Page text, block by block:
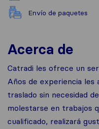
Envío de paquetes
Acerca de
Catradi les ofrece un
Años de experiencia les
traslado sin necesidad
molestarse en trabajos
cualificado, realizará